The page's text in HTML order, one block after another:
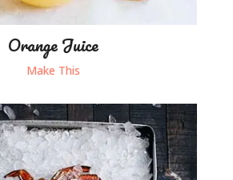
Orange Juice
Make This